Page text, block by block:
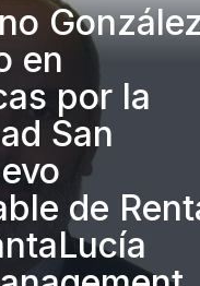
en
por la
San
de